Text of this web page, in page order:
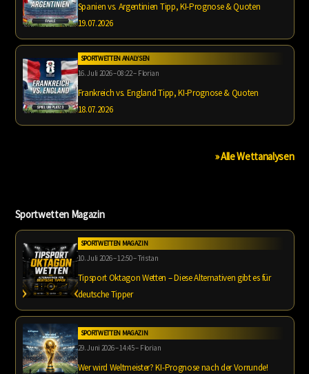
Spanien vs. Argentinien Tipp, KI-Prognose & Quoten
19.07.2026
SPORTWETTEN ANALYSEN
16. Juli 2026 – 08:22 – Florian
Frankreich vs. England Tipp, KI-Prognose & Quoten
18.07.2026
» Alle Wettanalysen
Sportwetten Magazin
SPORTWETTEN MAGAZIN
10. Juli 2026 – 12:50 – Tristan
Tipsport Oktagon Wetten – Diese Alternativen gibt es für
deutsche Tipper
SPORTWETTEN MAGAZIN
29. Juni 2026 – 14:45 – Florian
Wer wird Weltmeister? KI-Prognose nach der Vorrunde!